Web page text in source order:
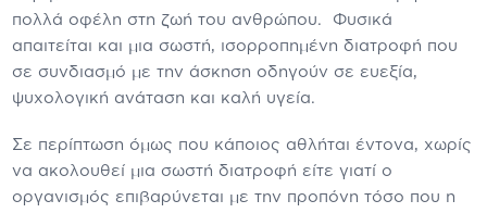
πολλά οφέλη στη ζωή του ανθρώπου. Φυσικά
απαιτείται και μια σωστή, ισορροπημένη διατροφή που
σε συνδιασμό με την άσκηση οδηγούν σε ευεξία,
ψυχολογική ανάταση και καλή υγεία.
Σε περίπτωση όμως που κάποιος αθλήται έντονα, χωρίς
να ακολουθεί μια σωστή διατροφή είτε γιατί ο
οργανισμός επιβαρύνεται με την προπόνη τόσο που η